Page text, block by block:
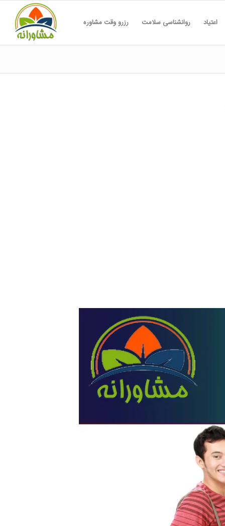
اعتیاد روانشناسی سلامت رزرو وقت مشاوره